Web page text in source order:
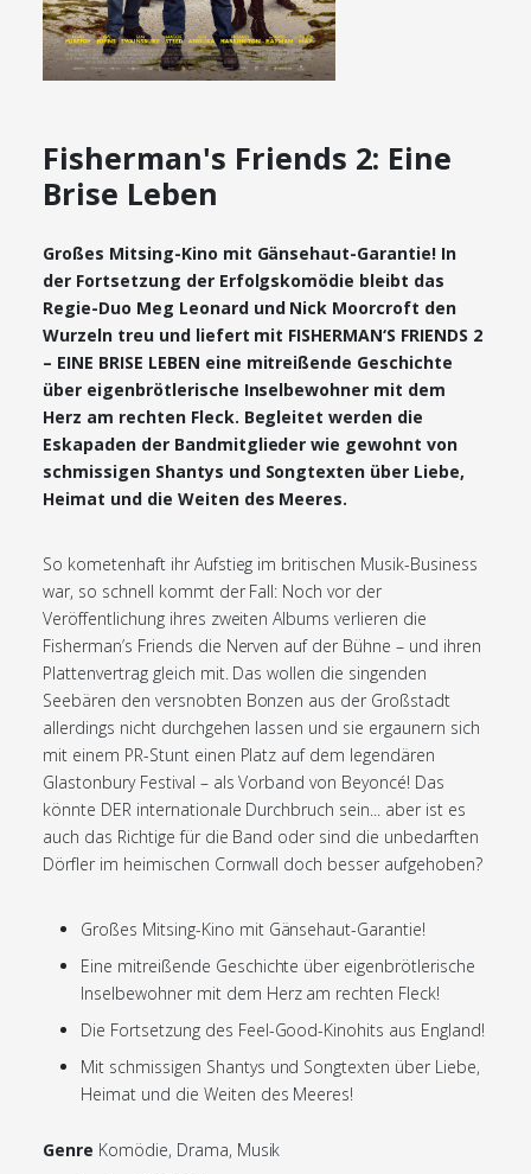
Fisherman's Friends 2: Eine
Brise Leben
Großes Mitsing-Kino mit Gänsehaut-Garantie! In
der Fortsetzung der Erfolgskomödie bleibt das
Regie-Duo Meg Leonard und Nick Moorcroft den
Wurzeln treu und liefert mit FISHERMAN‘S FRIENDS 2
– EINE BRISE LEBEN eine mitreißende Geschichte
über eigenbrötlerische Inselbewohner mit dem
Herz am rechten Fleck. Begleitet werden die
Eskapaden der Bandmitglieder wie gewohnt von
schmissigen Shantys und Songtexten über Liebe,
Heimat und die Weiten des Meeres.
So kometenhaft ihr Aufstieg im britischen Musik-Business
war, so schnell kommt der Fall: Noch vor der
Veröffentlichung ihres zweiten Albums verlieren die
Fisherman’s Friends die Nerven auf der Bühne – und ihren
Plattenvertrag gleich mit. Das wollen die singenden
Seebären den versnobten Bonzen aus der Großstadt
allerdings nicht durchgehen lassen und sie ergaunern sich
mit einem PR-Stunt einen Platz auf dem legendären
Glastonbury Festival – als Vorband von Beyoncé! Das
könnte DER internationale Durchbruch sein... aber ist es
auch das Richtige für die Band oder sind die unbedarften
Dörfler im heimischen Cornwall doch besser aufgehoben?
Großes Mitsing-Kino mit Gänsehaut-Garantie!
Eine mitreißende Geschichte über eigenbrötlerische
Inselbewohner mit dem Herz am rechten Fleck!
Die Fortsetzung des Feel-Good-Kinohits aus England!
Mit schmissigen Shantys und Songtexten über Liebe,
Heimat und die Weiten des Meeres!
Genre Komödie, Drama, Musik